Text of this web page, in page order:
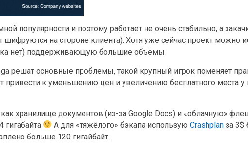
популярности и поэтому работает не очень стабильно, а
на стороне клиента). Хотя уже сейчас проект можно
нет) поддерживающую большие объёмы.
решат основные проблемы, такой крупный игрок поменяет
привести к уменьшению цен и увеличению бесплатного места у
хранилище документов (из-за Google Docs) и «облачную»
гигабайта
А для «тяжёлого» бэкапа используюCrashplan за 3$
больше 120 гигайбайт.